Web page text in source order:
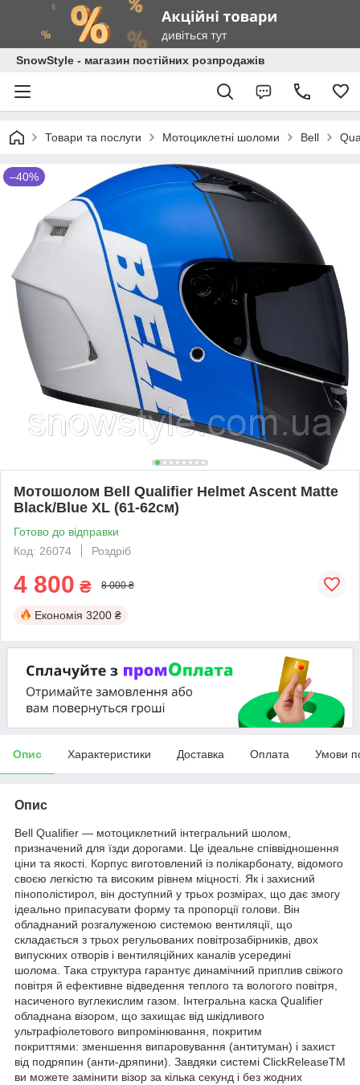
SnowStyle - магазин постійних розпродажів
Товари та послуги Мотоциклетні шоломи Bell
–40%
Мотошолом Bell Qualifier Helmet Ascent Matte
Black/Blue XL (61-62см)
Готово до відправки
Код: 26074
Роздріб
4 800 ₴ 8 000 ₴
Економія 3200 ₴
Опис Характеристики Доставка Оплата Умови
Опис
Bell Qualifier — мотоциклетний інтегральний шолом,
призначений для їзди дорогами. Це ідеальне співвідношення
ціни та якості. Корпус виготовлений із полікарбонату, відомого
своєю легкістю та високим рівнем міцності. Як і захисний
пінополістирол, він доступний у трьох розмірах, що дає змогу
ідеально припасувати форму та пропорції голови. Він
обладнаний розгалуженою системою вентиляції, що
складається з трьох регульованих повітрозабірників, двох
випускних отворів і вентиляційних каналів усередині
шолома. Така структура гарантує динамічний приплив свіжого
повітря й ефективне відведення теплого та вологого повітря,
насиченого вуглекислим газом. Інтегральна каска Qualifier
обладнана візором, що захищає від шкідливого
ультрафіолетового випромінювання, покритим
покриттями: зменшення випаровування (антитуман) і захист
від подряпин (анти-дряпини). Завдяки системі ClickReleaseTM
ви можете замінити візор за кілька секунд і без жодних